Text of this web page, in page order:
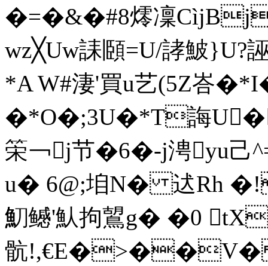
�=�&�#8燯 凜
wz╳Uw誄頥=U/誟鮍}U?
*A W#淒'買u艺(5Z峇
�*O�;3U�*T誨
筞￢j节�6�-j涄yu
u� 6@;垍N� 迖Rh
魛鳡'魜拘鶦g� �0
骯!,€E�>��V�